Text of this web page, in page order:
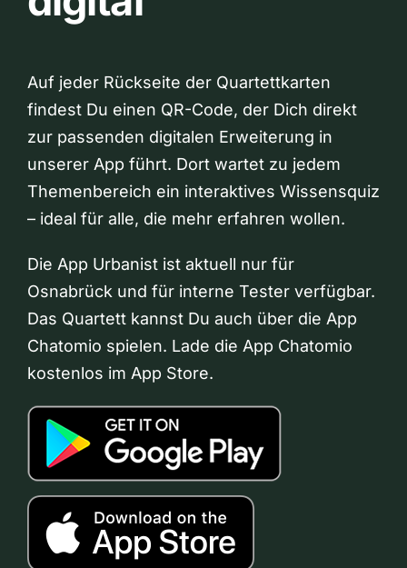
Auf jeder Rückseite der Quartettkarten
findest Du einen QR-Code, der Dich direkt
zur passenden digitalen Erweiterung in
unserer App führt. Dort wartet zu jedem
Themenbereich ein interaktives Wissensquiz
– ideal für alle, die mehr erfahren wollen.
Die App Urbanist ist aktuell nur für
Osnabrück und für interne Tester verfügbar.
Das Quartett kannst Du auch über die App
Chatomio spielen. Lade die App Chatomio
kostenlos im App Store.